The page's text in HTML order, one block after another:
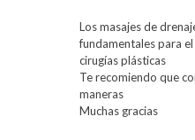
Los masajes de
fundamentales para
cirugías plásticas
Te recomiendo que
maneras
Muchas gracias